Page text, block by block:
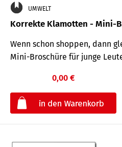
UMWELT
Korrekte Klamotten - Mini-
Wenn schon shoppen, dann
Mini-Broschüre für junge
0,00 €